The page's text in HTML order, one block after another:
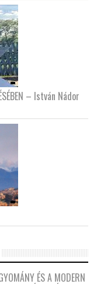
– István Nádor
ÉS A MODERN